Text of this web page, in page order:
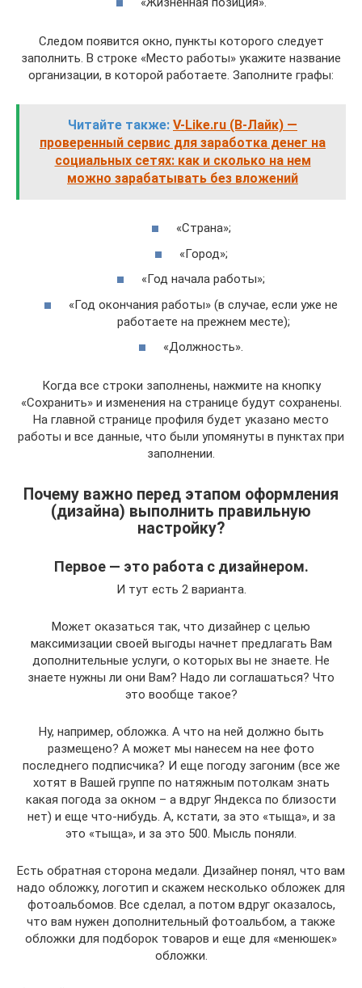
Следом появится окно, пункты которого следует
заполнить. В строке «Место работы» укажите название
организации, в которой работаете. Заполните графы:
Читайте также: V-Like.ru (В-Лайк) —
проверенный сервис для заработка денег на
социальных сетях: как и сколько на нем
можно зарабатывать без вложений
«Страна»;
«Город»;
«Год начала работы»;
«Год окончания работы» (в случае, если уже не
работаете на прежнем месте);
«Должность».
Когда все строки заполнены, нажмите на кнопку
«Сохранить» и изменения на странице будут сохранены.
На главной странице профиля будет указано место
работы и все данные, что были упомянуты в пунктах при
заполнении.
Почему важно перед этапом оформления
(дизайна) выполнить правильную
настройку?
Первое — это работа с дизайнером.
И тут есть 2 варианта.
Может оказаться так, что дизайнер с целью
максимизации своей выгоды начнет предлагать Вам
дополнительные услуги, о которых вы не знаете. Не
знаете нужны ли они Вам? Надо ли соглашаться? Что
это вообще такое?
Ну, например, обложка. А что на ней должно быть
размещено? А может мы нанесем на нее фото
последнего подписчика? И еще погоду загоним (все же
хотят в Вашей группе по натяжным потолкам знать
какая погода за окном – а вдруг Яндекса по близости
нет) и еще что-нибудь. А, кстати, за это «тыща», и за
это «тыща», и за это 500. Мысль поняли.
Есть обратная сторона медали. Дизайнер понял, что вам
надо обложку, логотип и скажем несколько обложек для
фотоальбомов. Все сделал, а потом вдруг оказалось,
что вам нужен дополнительный фотоальбом, а также
обложки для подборок товаров и еще для «менюшек»
обложки.